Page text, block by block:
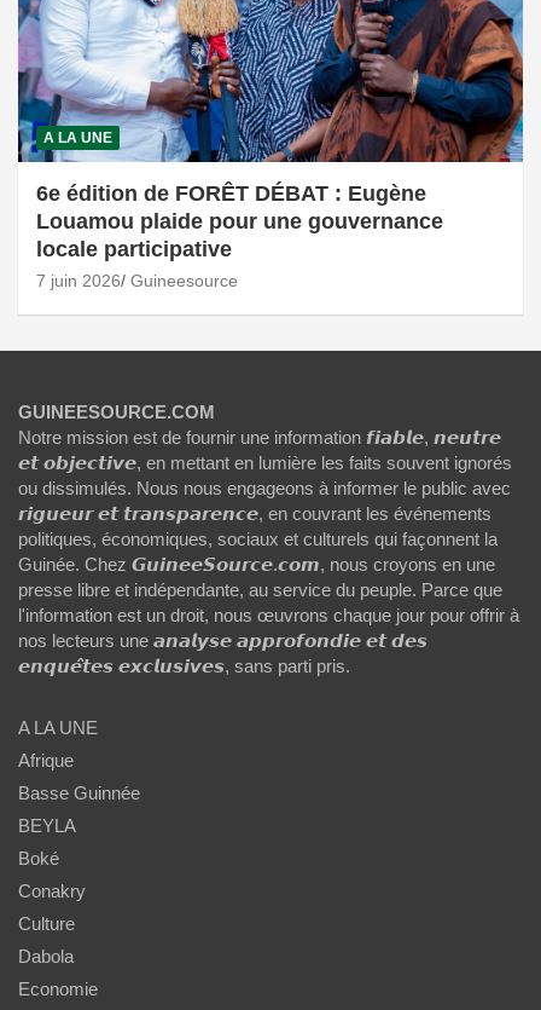
A LA UNE
6e édition de FORÊT DÉBAT : Eugène
Louamou plaide pour une gouvernance
locale participative
7 juin 2026 Guineesource
GUINEESOURCE.COM
Notre mission est de fournir une information 𝙛𝙞𝙖𝙗𝙡𝙚, 𝙣𝙚𝙪𝙩𝙧𝙚
𝙚𝙩 𝙤𝙗𝙟𝙚𝙘𝙩𝙞𝙫𝙚, en mettant en lumière les faits souvent ignorés
ou dissimulés. Nous nous engageons à informer le public avec
𝙧𝙞𝙜𝙪𝙚𝙪𝙧 𝙚𝙩 𝙩𝙧𝙖𝙣𝙨𝙥𝙖𝙧𝙚𝙣𝙘𝙚, en couvrant les événements
politiques, économiques, sociaux et culturels qui façonnent la
Guinée. Chez 𝙂𝙪𝙞𝙣𝙚𝙚𝙎𝙤𝙪𝙧𝙘𝙚.𝙘𝙤𝙢, nous croyons en une
presse libre et indépendante, au service du peuple. Parce que
l'information est un droit, nous œuvrons chaque jour pour offrir à
nos lecteurs une 𝙖𝙣𝙖𝙡𝙮𝙨𝙚 𝙖𝙥𝙥𝙧𝙤𝙛𝙤𝙣𝙙𝙞𝙚 𝙚𝙩 𝙙𝙚𝙨
𝙚𝙣𝙦𝙪𝙚̂𝙩𝙚𝙨 𝙚𝙭𝙘𝙡𝙪𝙨𝙞𝙫𝙚𝙨, sans parti pris.
A LA UNE
Afrique
Basse Guinnée
BEYLA
Boké
Conakry
Culture
Dabola
Economie